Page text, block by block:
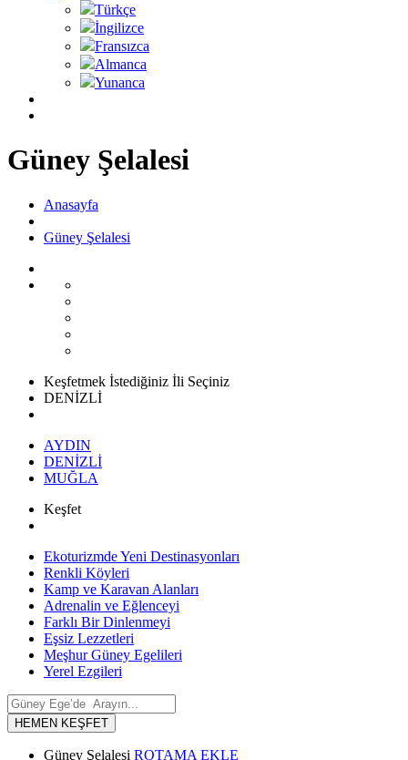
Türkçe
İngilizce
Fransızca
Almanca
Yunanca
Güney Şelalesi
Anasayfa
Güney Şelalesi
Keşfetmek İstediğiniz İli Seçiniz
DENİZLİ
AYDIN
DENİZLİ
MUĞLA
Keşfet
Ekoturizmde Yeni Destinasyonları
Renkli Köyleri
Kamp ve Karavan Alanları
Adrenalin ve Eğlenceyi
Farklı Bir Dinlenmeyi
Eşsiz Lezzetleri
Meşhur Güney Egelileri
Yerel Ezgileri
HEMEN KEŞFET
Güney Şelalesi ROTAMA EKLE